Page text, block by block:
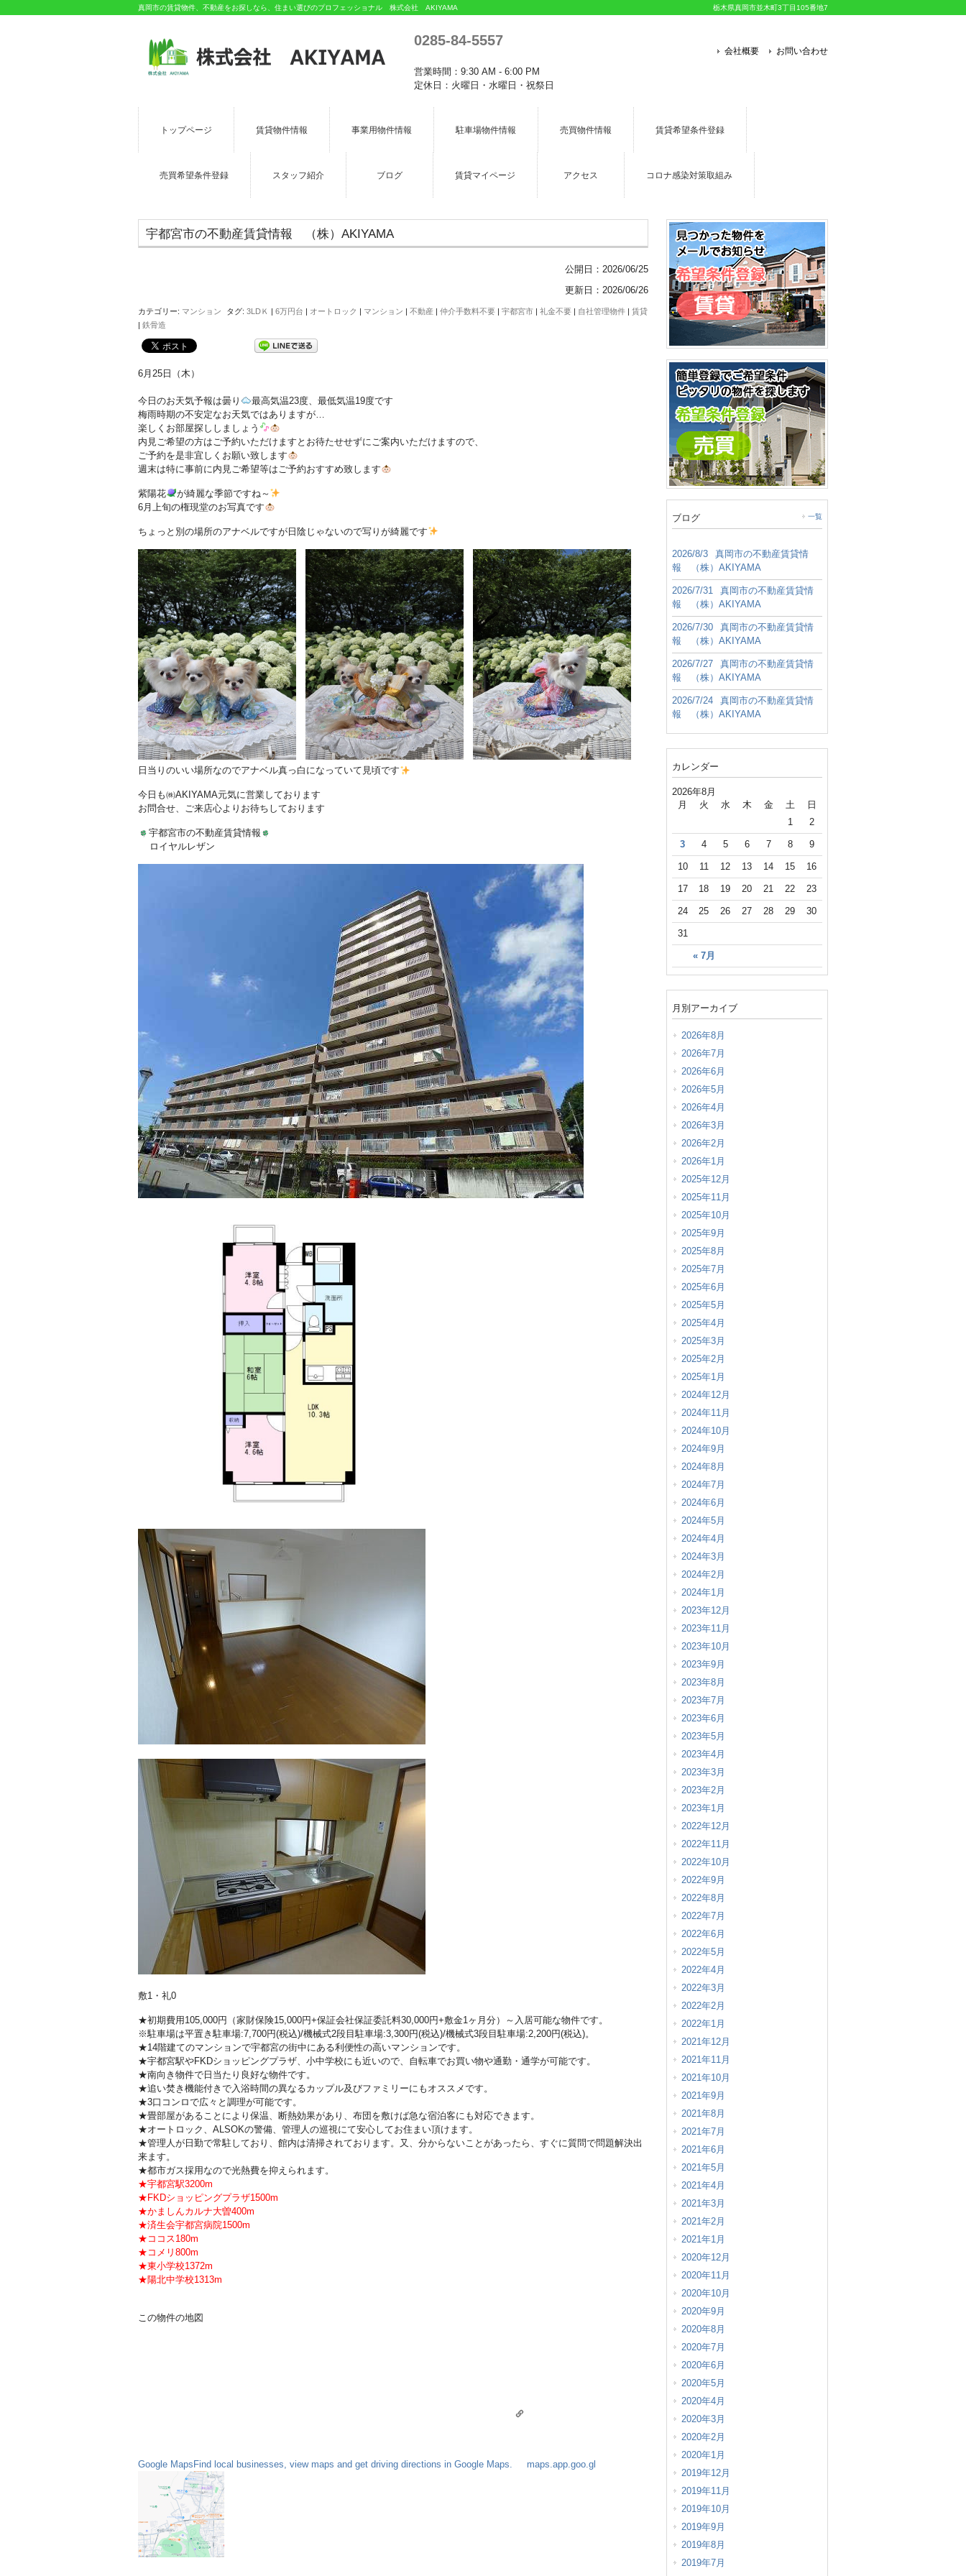
真岡市の賃貸物件、不動産をお探しなら、住まい選びのプロフェッショナル 株式会社 AKIYAMA 栃木県真岡市並木町3丁目105番地7
0285-84-5557
営業時間：9:30 AM - 6:00 PM
定休日：火曜日・水曜日・祝祭日
会社概要 お問い合わせ
トップページ 賃貸物件情報 事業用物件情報 駐車場物件情報 売買物件情報 賃貸希望条件登録
売買希望条件登録 スタッフ紹介 ブログ 賃貸マイページ アクセス コロナ感染対策取組み
宇都宮市の不動産賃貸情報 （株）AKIYAMA
公開日： 2026/06/25
更新日：2026/06/26
カテゴリー: マンション タグ: 3LDＫ | 6万円台 | オートロック | マンション | 不動産 | 仲介手数料不要 | 宇都宮市 | 礼金不要 | 自社管理物件 | 賃貸
| 鉄骨造
6月25日（木）
今日のお天気予報は曇り
最高気温23度、最低気温19度です
梅雨時期の不安定なお天気ではありますが…
楽しくお部屋探ししましょう
内見ご希望の方はご予約いただけますとお待たせせずにご案内いただけますので、
ご予約を是非宜しくお願い致します
週末は特に事前に内見ご希望等はご予約おすすめ致します
紫陽花
が綺麗な季節ですね～
6月上旬の権現堂のお写真です
ちょっと別の場所のアナベルですが日陰じゃないので写りが綺麗です
日当りのいい場所なのでアナベル真っ白になっていて見頃です
今日も㈱AKIYAMA元気に営業しております
お問合せ、ご来店心よりお待ちしております
宇都宮市の不動産賃貸情報
ロイヤルレザン
敷1・礼0
★初期費用105,000円（家財保険15,000円+保証会社保証委託料30,000円+敷金1ヶ月分）～入居可能な物件です。
※駐車場は平置き駐車場:7,700円(税込)/機械式2段目駐車場:3,300円(税込)/機械式3段目駐車場:2,200円(税込)。
★14階建てのマンションで宇都宮の街中にある利便性の高いマンションです。
★宇都宮駅やFKDショッピングプラザ、小中学校にも近いので、自転車でお買い物や通勤・通学が可能です。
★南向き物件で日当たり良好な物件です。
★追い焚き機能付きで入浴時間の異なるカップル及びファミリーにもオススメです。
★3口コンロで広々と調理が可能です。
★畳部屋があることにより保温、断熱効果があり、布団を敷けば急な宿泊客にも対応できます。
★オートロック、ALSOKの警備、管理人の巡視にて安心してお住まい頂けます。
★管理人が日勤で常駐しており、館内は清掃されております。又、分からないことがあったら、すぐに質問で問題解決出
来ます。
★都市ガス採用なので光熱費を抑えられます。
★宇都宮駅3200m
★FKDショッピングプラザ1500m
★かましんカルナ大曽400m
★済生会宇都宮病院1500m
★ココス180m
★コメリ800m
★東小学校1372m
★陽北中学校1313m
この物件の地図
Google MapsFind local businesses, view maps and get driving directions in Google Maps. maps.app.goo.gl
ブログ 一覧
2026/8/3
真岡市の不動産賃貸情
報 （株）AKIYAMA
2026/7/31
真岡市の不動産賃貸情
報 （株）AKIYAMA
2026/7/30
真岡市の不動産賃貸情
報 （株）AKIYAMA
2026/7/27
真岡市の不動産賃貸情
報 （株）AKIYAMA
2026/7/24
真岡市の不動産賃貸情
報 （株）AKIYAMA
カレンダー
2026年8月
月 火 水 木 金 土 日
« 7月
1 2
3 4 5 6 7 8 9
10 11 12 13 14 15 16
17 18 19 20 21 22 23
24 25 26 27 28 29 30
31
月別アーカイブ
2026年8月
2026年7月
2026年6月
2026年5月
2026年4月
2026年3月
2026年2月
2026年1月
2025年12月
2025年11月
2025年10月
2025年9月
2025年8月
2025年7月
2025年6月
2025年5月
2025年4月
2025年3月
2025年2月
2025年1月
2024年12月
2024年11月
2024年10月
2024年9月
2024年8月
2024年7月
2024年6月
2024年5月
2024年4月
2024年3月
2024年2月
2024年1月
2023年12月
2023年11月
2023年10月
2023年9月
2023年8月
2023年7月
2023年6月
2023年5月
2023年4月
2023年3月
2023年2月
2023年1月
2022年12月
2022年11月
2022年10月
2022年9月
2022年8月
2022年7月
2022年6月
2022年5月
2022年4月
2022年3月
2022年2月
2022年1月
2021年12月
2021年11月
2021年10月
2021年9月
2021年8月
2021年7月
2021年6月
2021年5月
2021年4月
2021年3月
2021年2月
2021年1月
2020年12月
2020年11月
2020年10月
2020年9月
2020年8月
2020年7月
2020年6月
2020年5月
2020年4月
2020年3月
2020年2月
2020年1月
2019年12月
2019年11月
2019年10月
2019年9月
2019年8月
2019年7月